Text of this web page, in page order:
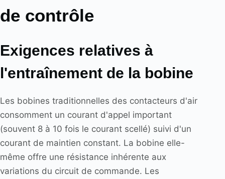
de contrôle
Exigences relatives à
l'entraînement de la bobine
Les bobines traditionnelles des contacteurs d'air
consomment un courant d'appel important
(souvent 8 à 10 fois le courant scellé) suivi d'un
courant de maintien constant. La bobine elle-
même offre une résistance inhérente aux
variations du circuit de commande. Les